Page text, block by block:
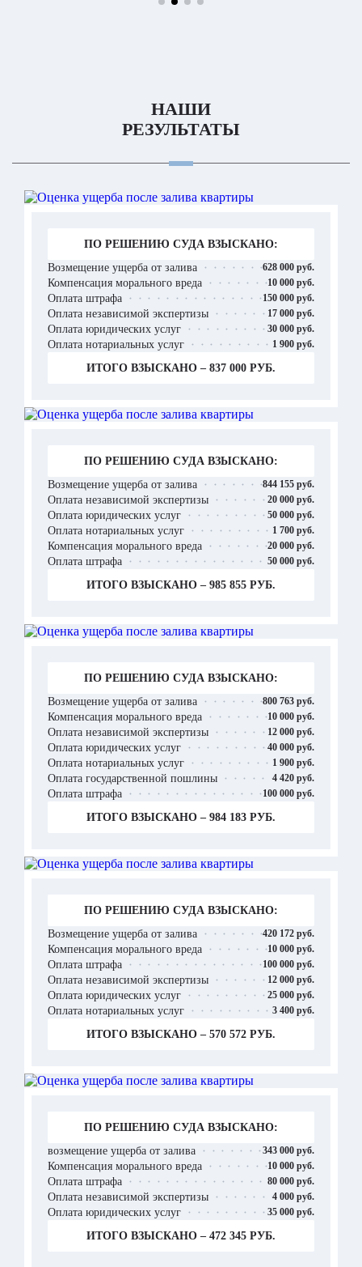
НАШИ
РЕЗУЛЬТАТЫ
ПО РЕШЕНИЮ СУДА ВЗЫСКАНО:
Возмещение ущерба от залива
628 000 руб.
Компенсация морального вреда 10 000 руб.
Оплата штрафа 150 000 руб.
Оплата независимой экспертизы 17 000 руб.
Оплата юридических услуг 30 000 руб.
Оплата нотариальных услуг 1 900 руб.
ИТОГО ВЗЫСКАНО – 837 000 РУБ.
ПО РЕШЕНИЮ СУДА ВЗЫСКАНО:
Возмещение ущерба от залива
844 155 руб.
Оплата независимой экспертизы 20 000 руб.
Оплата юридических услуг 50 000 руб.
Оплата нотариальных услуг 1 700 руб.
Компенсация морального вреда 20 000 руб.
Оплата штрафа 50 000 руб.
ИТОГО ВЗЫСКАНО – 985 855 РУБ.
ПО РЕШЕНИЮ СУДА ВЗЫСКАНО:
Возмещение ущерба от залива
800 763 руб.
Компенсация морального вреда 10 000 руб.
Оплата независимой экспертизы 12 000 руб.
Оплата юридических услуг 40 000 руб.
Оплата нотариальных услуг 1 900 руб.
Оплата государственной пошлины 4 420 руб.
Оплата штрафа 100 000 руб.
ИТОГО ВЗЫСКАНО – 984 183 РУБ.
ПО РЕШЕНИЮ СУДА ВЗЫСКАНО:
Возмещение ущерба от залива
420 172 руб.
Компенсация морального вреда 10 000 руб.
Оплата штрафа 100 000 руб.
Оплата независимой экспертизы 12 000 руб.
Оплата юридических услуг 25 000 руб.
Оплата нотариальных услуг 3 400 руб.
ИТОГО ВЗЫСКАНО – 570 572 РУБ.
ПО РЕШЕНИЮ СУДА ВЗЫСКАНО:
возмещение ущерба от залива
343 000 руб.
Компенсация морального вреда 10 000 руб.
Оплата штрафа 80 000 руб.
Оплата независимой экспертизы 4 000 руб.
Оплата юридических услуг 35 000 руб.
ИТОГО ВЗЫСКАНО – 472 345 РУБ.